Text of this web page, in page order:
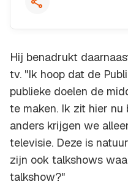
Hij benadrukt
tv. "Ik hoop dat de
publieke doelen de
te maken. Ik zit hier nu
anders krijgen we
televisie. Deze is
zijn ook talkshows
talkshow?"